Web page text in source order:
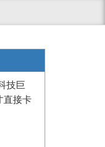
技巨
接卡